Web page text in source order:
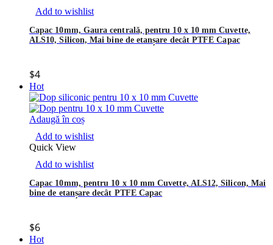
Add to wishlist
Capac 10mm, Gaura centrală, pentru 10 x 10 mm Cuvette,
ALS10, Silicon, Mai bine de etanșare decât PTFE Capac
$4
Hot
Adaugă în coș
Add to wishlist
Quick View
Add to wishlist
Capac 10mm, pentru 10 x 10 mm Cuvette, ALS12, Silicon, Mai
bine de etanșare decât PTFE Capac
$6
Hot